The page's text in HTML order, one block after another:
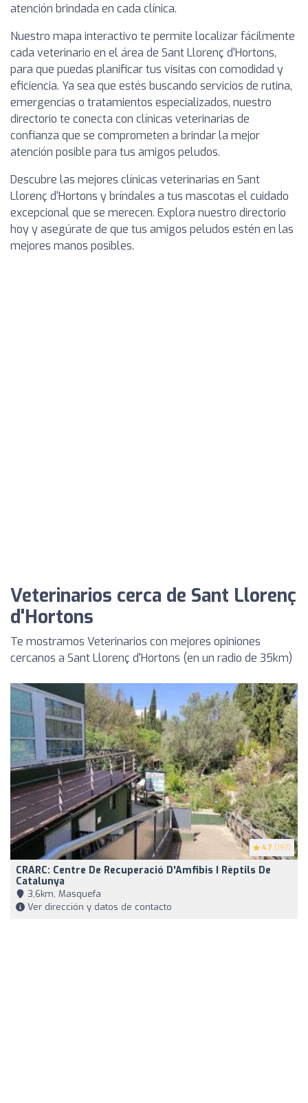
atención brindada en cada clínica.
Nuestro mapa interactivo te permite localizar fácilmente
cada veterinario en el área de Sant Llorenç d'Hortons,
para que puedas planificar tus visitas con comodidad y
eficiencia. Ya sea que estés buscando servicios de rutina,
emergencias o tratamientos especializados, nuestro
directorio te conecta con clínicas veterinarias de
confianza que se comprometen a brindar la mejor
atención posible para tus amigos peludos.
Descubre las mejores clínicas veterinarias en Sant
Llorenç d'Hortons y bríndales a tus mascotas el cuidado
excepcional que se merecen. Explora nuestro directorio
hoy y asegúrate de que tus amigos peludos estén en las
mejores manos posibles.
Veterinarios cerca de Sant Llorenç
d'Hortons
Te mostramos Veterinarios con mejores opiniones
cercanos a Sant Llorenç d'Hortons (en un radio de 35km)
4.7 (197)
CRARC: Centre De Recuperació D'Amfibis I Rèptils De
Catalunya
3,6km, Masquefa
Ver dirección y datos de contacto